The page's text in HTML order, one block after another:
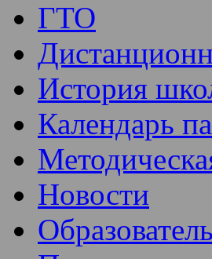
ГТО
История
Календарь
Новости